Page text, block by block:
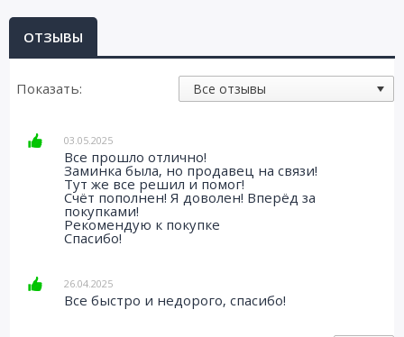
ОТЗЫВЫ
Показать:
03.05.2025
Все прошло отлично!
Заминка была, но продавец на связи!
Тут же все решил и помог!
Счёт пополнен! Я доволен! Вперёд за
покупками!
Рекомендую к покупке
Спасибо!
26.04.2025
Все быстро и недорого, спасибо!